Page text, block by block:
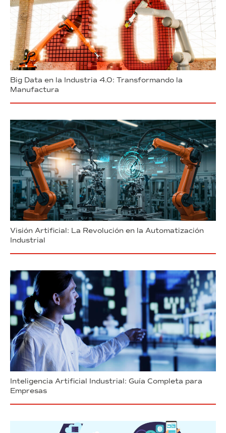
Big Data en la Industria 4.0: Transformando la
Manufactura
Visión Artificial: La Revolución en la Automatización
Industrial
Inteligencia Artificial Industrial: Guía Completa para
Empresas